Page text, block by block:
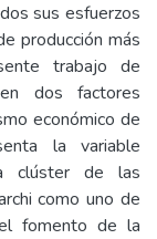
sus esfuerzos
producción más
trabajo de
dos factores
económico de
la variable
clúster de las
como uno de
fomento de la